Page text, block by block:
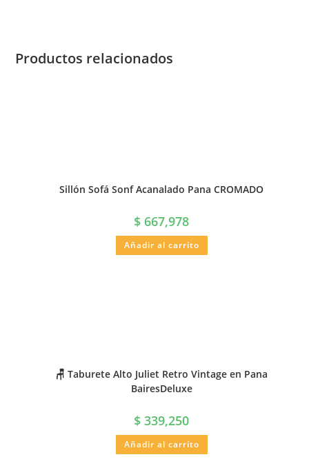
Productos relacionados
Sillón Sofá Sonf Acanalado Pana CROMADO
$ 667,978
Añadir al carrito
🪑 Taburete Alto Juliet Retro Vintage en Pana
BairesDeluxe
$ 339,250
Añadir al carrito